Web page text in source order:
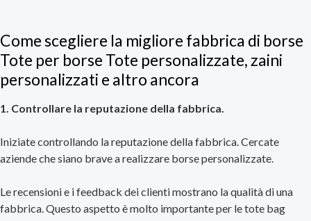
Come scegliere la migliore fabbrica di borse
Tote per borse Tote personalizzate, zaini
personalizzati e altro ancora
1. Controllare la reputazione della fabbrica.
Iniziate controllando la reputazione della fabbrica. Cercate
aziende che siano brave a realizzare borse personalizzate.
Le recensioni e i feedback dei clienti mostrano la qualità di una
fabbrica. Questo aspetto è molto importante per le tote bag